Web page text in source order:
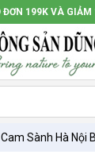
ĐƠN 199K VÀ
Cam Sành Hà Nội